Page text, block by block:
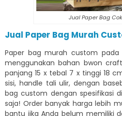
Jual Paper Bag
Jual Paper Bag Murah
Paper bag murah custom pada
menggunakan bahan bwon
panjang 15 x tebal 7 x tinggi 18
sisi, handle tali ulir, dengan
bag custom dengan spesifikasi
saja! Order banyak harga lebih
bantu jika Anda belum memiliki